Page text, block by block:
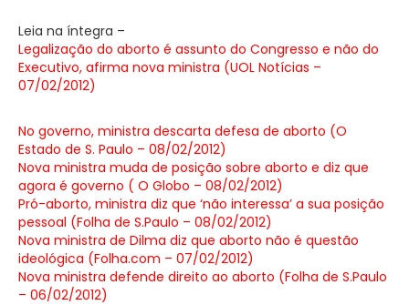
Leia na íntegra –
Legalização do aborto é assunto do Congresso e não do
Executivo, afirma nova ministra (UOL Notícias –
07/02/2012)
No governo, ministra descarta defesa de aborto (O
Estado de S. Paulo – 08/02/2012)
Nova ministra muda de posição sobre aborto e diz que
agora é governo ( O Globo – 08/02/2012)
Pró-aborto, ministra diz que ‘não interessa’ a sua posição
pessoal (Folha de S.Paulo – 08/02/2012)
Nova ministra de Dilma diz que aborto não é questão
ideológica (Folha.com – 07/02/2012)
Nova ministra defende direito ao aborto (Folha de S.Paulo
– 06/02/2012)